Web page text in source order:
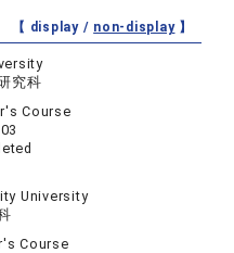
【 display / non-display】
究科
Course
University
Course